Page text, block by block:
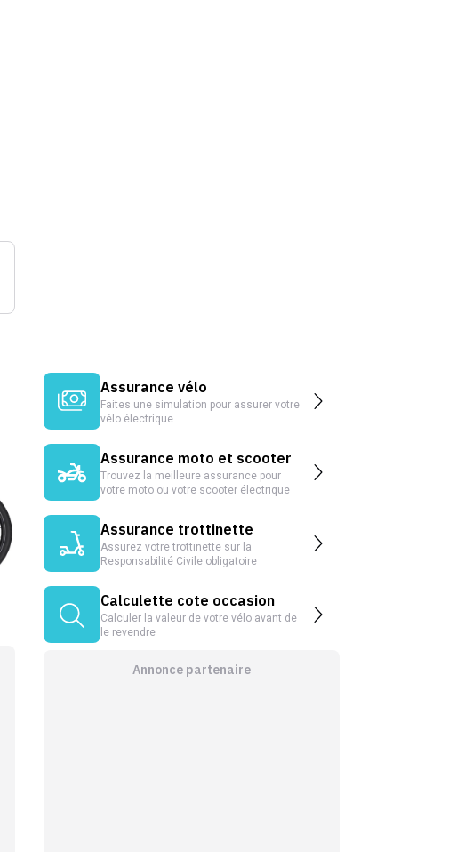
Assurance vélo
Faites une simulation pour assurer votre
vélo électrique
Assurance moto et scooter
Trouvez la meilleure assurance pour
votre moto ou votre scooter électrique
Assurance trottinette
Assurez votre trottinette sur la
Responsabilité Civile obligatoire
Calculette cote occasion
Calculer la valeur de votre vélo avant de
le revendre
Annonce partenaire